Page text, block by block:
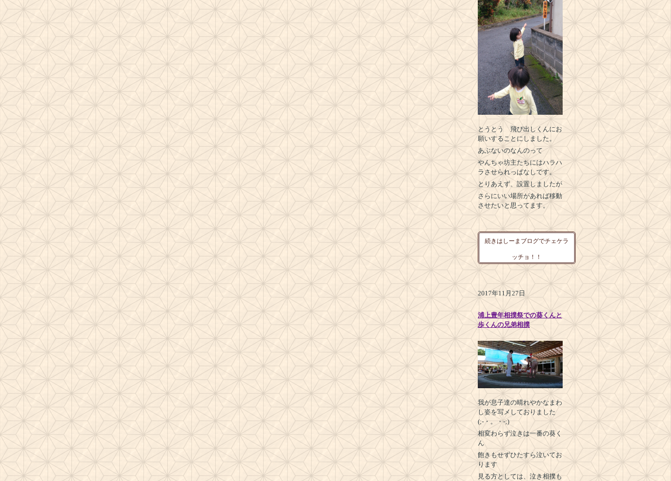
とうとう 飛び出しくんにお
願いすることにしました。
あぶないのなんのって
やんちゃ坊主たちにはハラハ
ラさせられっぱなしです。
とりあえず、設置しましたが
さらにいい場所があれば移動
させたいと思ってます。
続きはしーまブログでチェケラ
ッチョ！！
2017年11月27日
浦上豊年相撲祭での葵くんと
歩くんの兄弟相撲
我が息子達の晴れやかなまわ
し姿を写メしておりました
(;-・。・-;)
相変わらず泣きは一番の葵く
ん
飽きもせずひたすら泣いてお
ります
見る方としては、泣き相撲も